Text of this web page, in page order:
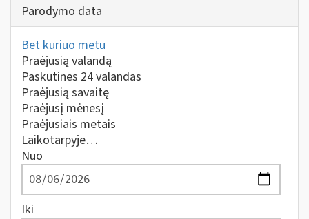
Parodymo data
Bet kuriuo metu
Praėjusią valandą
Paskutines 24 valandas
Praėjusią savaitę
Praėjusį mėnesį
Praėjusiais metais
Laikotarpyje…
Nuo
Iki